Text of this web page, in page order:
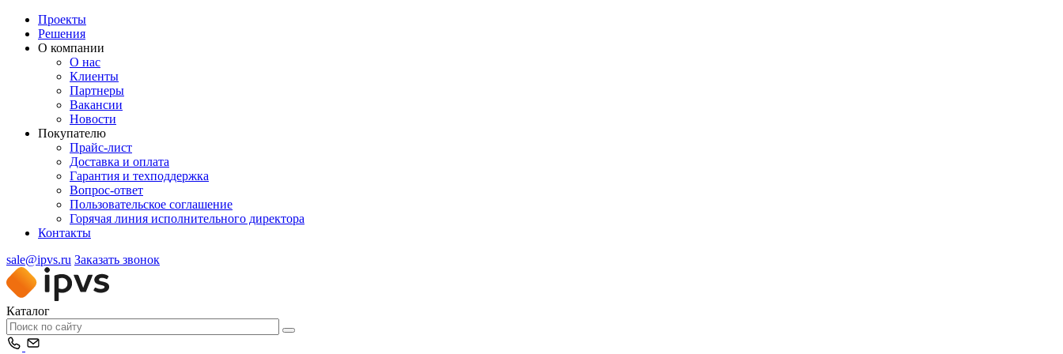
Проекты
Решения
О компании
О нас
Клиенты
Партнеры
Вакансии
Новости
Покупателю
Прайс-лист
Доставка и оплата
Гарантия и техподдержка
Вопрос-ответ
Пользовательское соглашение
Горячая линия исполнительного директора
Контакты
sale@ipvs.ru Заказать звонок
Каталог